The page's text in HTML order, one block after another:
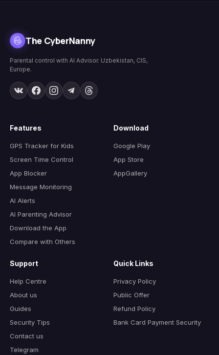
The CyberNanny
Parental control with AI Advisor. Uzbekistan, CIS,
Europe.
Features
GPS Tracker for Kids
Screen Time Control
App Blocker
Message Monitoring
AI Alerts
AI Parenting Advisor
Download the App
Compare with Others
Download
Google Play
App Store
AppGallery
Support
Help Centre
About us
Guides
Security Tips
Contact us
Telegram
Quick Links
Privacy Policy
Public Offer
Refund Policy
Bank Card Payment Security